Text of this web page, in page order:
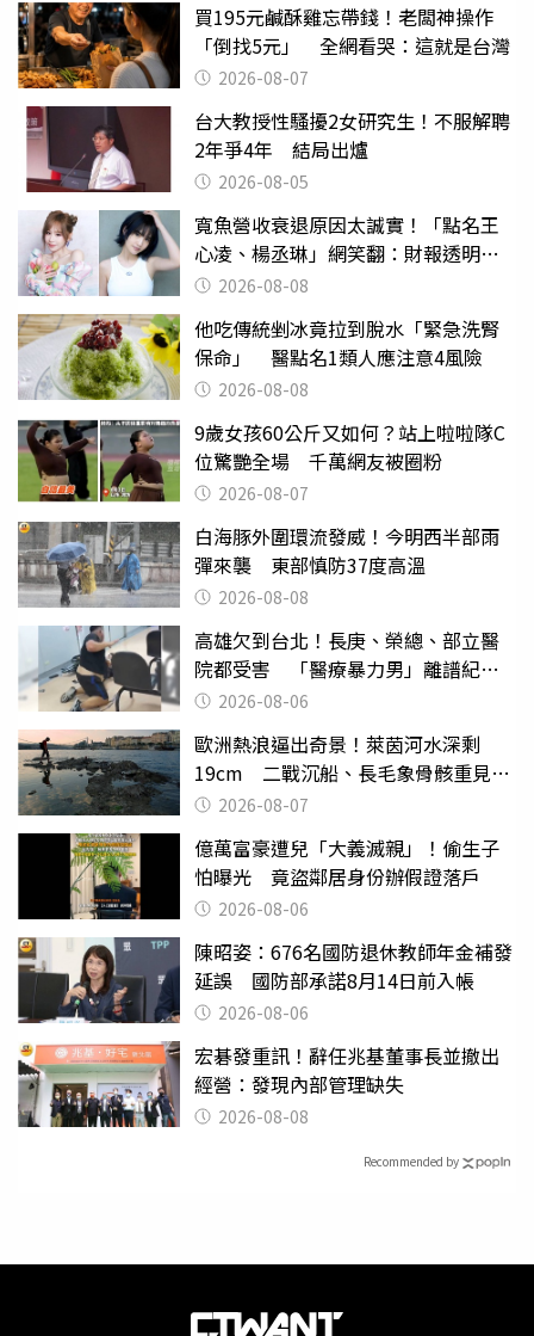
買195元鹹酥雞忘帶錢！老闆神操作
「倒找5元」 全網看哭：這就是台灣
2026-08-07
台大教授性騷擾2女研究生！不服解聘
2年爭4年 結局出爐
2026-08-05
寬魚營收衰退原因太誠實！「點名王
心凌、楊丞琳」網笑翻：財報透明度
滿分2026-08-08
他吃傳統剉冰竟拉到脫水「緊急洗腎
保命」 醫點名1類人應注意4風險
2026-08-08
9歲女孩60公斤又如何？站上啦啦隊C
位驚艷全場 千萬網友被圈粉
2026-08-07
白海豚外圍環流發威！今明西半部雨
彈來襲 東部慎防37度高溫
2026-08-08
高雄欠到台北！長庚、榮總、部立醫
院都受害 「醫療暴力男」離譜紀錄
曝光2026-08-06
歐洲熱浪逼出奇景！萊茵河水深剩
19cm 二戰沉船、長毛象骨骸重見天
日 2026-08-07
億萬富豪遭兒「大義滅親」！偷生子
怕曝光 竟盜鄰居身份辦假證落戶
2026-08-06
陳昭姿：676名國防退休教師年金補發
延誤 國防部承諾8月14日前入帳
2026-08-06
宏碁發重訊！辭任兆基董事長並撤出
經營：發現內部管理缺失
2026-08-08
Recommended by